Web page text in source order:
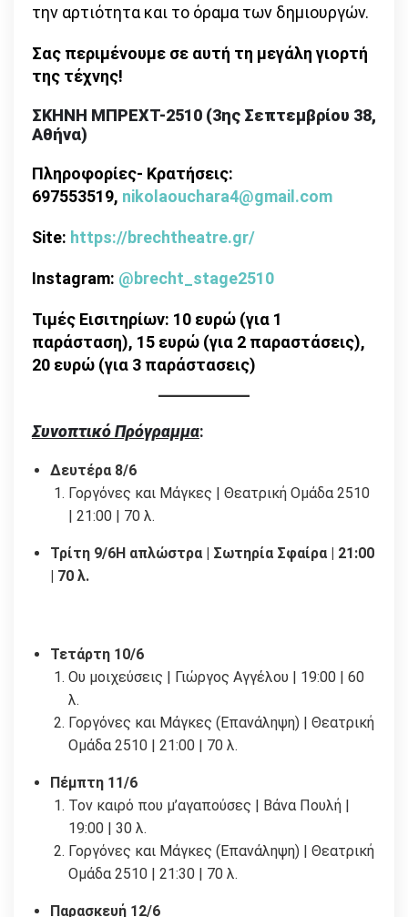
την αρτιότητα και το όραμα των δημιουργών.
Σας περιμένουμε σε αυτή τη μεγάλη γιορτή
της τέχνης!
ΣΚΗΝΗ ΜΠΡΕΧΤ-2510 (3ης Σεπτεμβρίου 38,
Αθήνα)
Πληροφορίες- Κρατήσεις:
697553519, nikolaouchara4@gmail.com
Site: https://brechtheatre.gr/
Instagram: @brecht stage2510
Τιμές Εισιτηρίων: 10 ευρώ (για 1
παράσταση), 15 ευρώ (για 2 παραστάσεις),
20 ευρώ (για 3 παράστασεις)
Συνοπτικό Πρόγραμμα:
Δευτέρα 8/6
Γοργόνες και Μάγκες | Θεατρική Ομάδα 2510
| 21:00 | 70 λ.
Τρίτη 9/6Η απλώστρα | Σωτηρία Σφαίρα | 21:00
| 70 λ.
Τετάρτη 10/6
Ου μοιχεύσεις | Γιώργος Αγγέλου | 19:00 | 60
λ.
Γοργόνες και Μάγκες (Επανάληψη) | Θεατρική
Ομάδα 2510 | 21:00 | 70 λ.
Πέμπτη 11/6
Τον καιρό που μ’αγαπούσες | Βάνα Πουλή |
19:00 | 30 λ.
Γοργόνες και Μάγκες (Επανάληψη) | Θεατρική
Ομάδα 2510 | 21:30 | 70 λ.
Παρασκευή 12/6